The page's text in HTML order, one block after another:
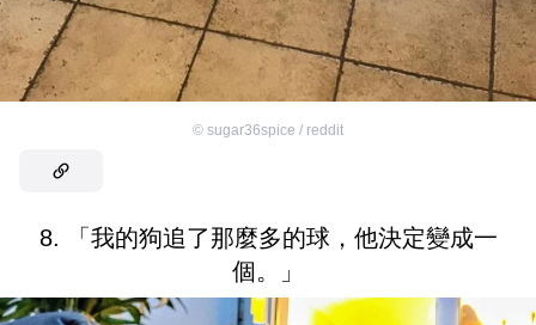
© sugar36spice / reddit
8. 「我的狗追了那麼多的球，他決定變成一
個。」